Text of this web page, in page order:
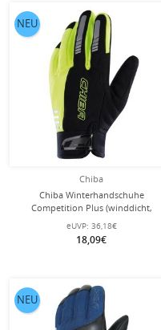
Chiba
Chiba Winterhandschuhe
Competition Plus (winddicht,
atmungsaktiv) neongelb/schwarz - 1
Paar
eUVP: 36,18€
18,09€
NEU
NEU